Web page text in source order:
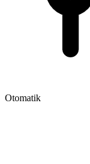
Otomatik